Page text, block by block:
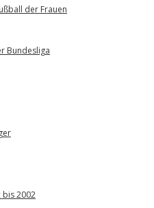
der Frauen
Bundesliga
bis 2002